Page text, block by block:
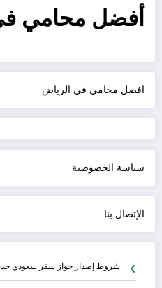
أفضل محامي
افضل محامي في الرياض
سياسة الخصوصية
الإتصال بنا
شروط إصدار جواز سفر سعودي جديد